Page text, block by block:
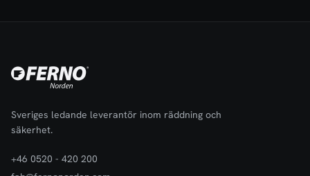
Sveriges ledande leverantör inom räddning och
säkerhet.
+46 0520 - 420 200